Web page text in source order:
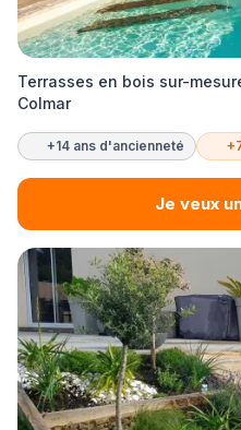
Terrasses en bois sur-
Colmar
+14 ans d'ancienneté
Je veux